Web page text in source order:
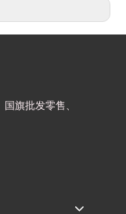
国旗批发零售、